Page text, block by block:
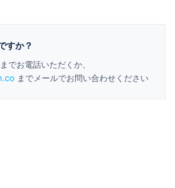
すか？
までお電話いただくか、
までメールでお問い合わせください